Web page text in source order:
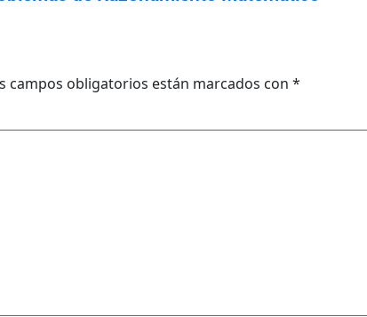
campos obligatorios están marcados con *